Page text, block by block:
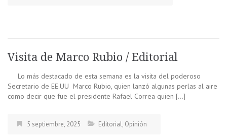
Visita de Marco Rubio / Editorial
Lo más destacado de esta semana es la visita del poderoso
Secretario de EE.UU Marco Rubio, quien lanzó algunas perlas al aire
como decir que fue el presidente Rafael Correa quien […]
5 septiembre, 2025 Editorial, Opinión